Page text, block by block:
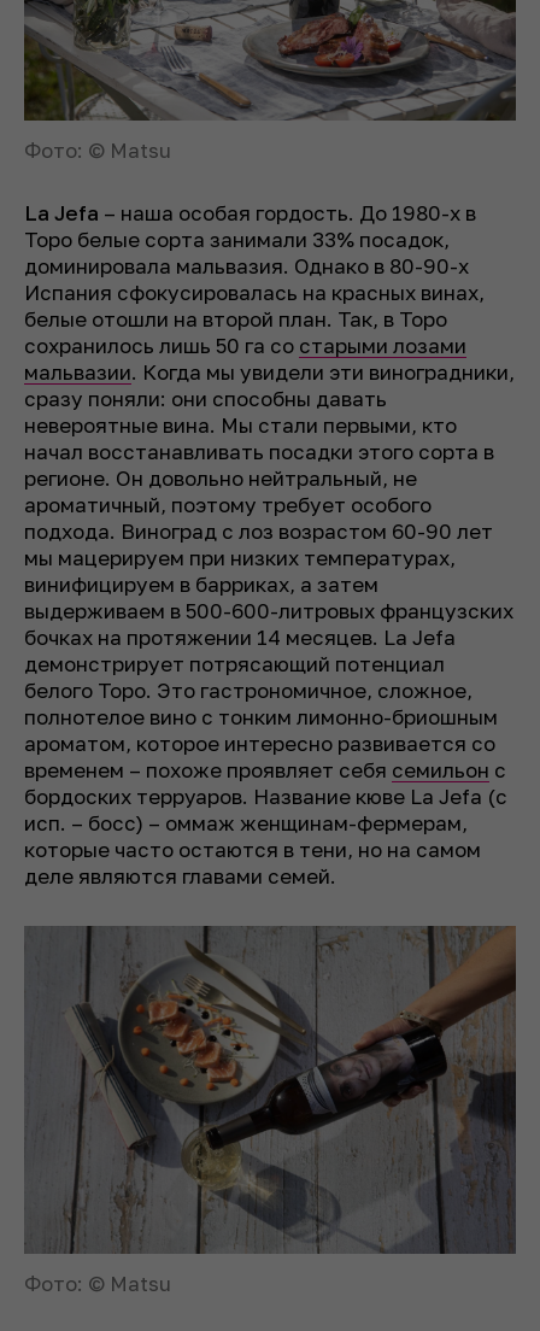
Фото: © Matsu
La Jefa – наша особая гордость. До 1980-х в
Торо белые сорта занимали 33% посадок,
доминировала мальвазия. Однако в 80-90-х
Испания сфокусировалась на красных винах,
белые отошли на второй план. Так, в Торо
сохранилось лишь 50 га со старыми лозами
мальвазии. Когда мы увидели эти виноградники,
сразу поняли: они способны давать
невероятные вина. Мы стали первыми, кто
начал восстанавливать посадки этого сорта в
регионе. Он довольно нейтральный, не
ароматичный, поэтому требует особого
подхода. Виноград с лоз возрастом 60-90 лет
мы мацерируем при низких температурах,
винифицируем в барриках, а затем
выдерживаем в 500-600-литровых французских
бочках на протяжении 14 месяцев. La Jefa
демонстрирует потрясающий потенциал
белого Торо. Это гастрономичное, сложное,
полнотелое вино с тонким лимонно-бриошным
ароматом, которое интересно развивается со
временем – похоже проявляет себя семильон с
бордоских терруаров. Название кюве La Jefa (с
исп. – босс) – оммаж женщинам-фермерам,
которые часто остаются в тени, но на самом
деле являются главами семей.
Фото: © Matsu